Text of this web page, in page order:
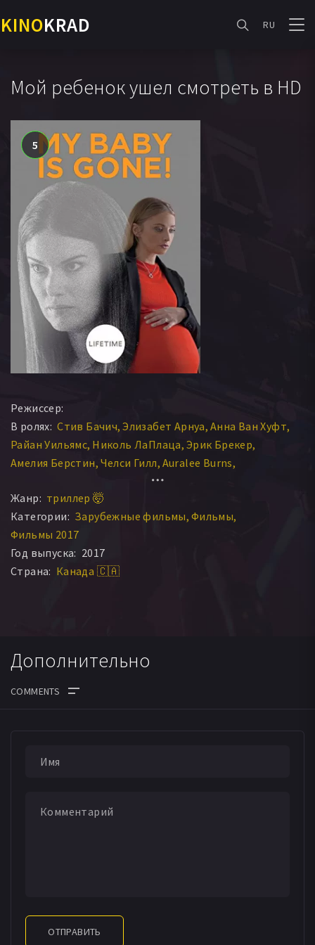
KINOKRAD RU
Мой ребенок ушел смотреть в HD
5
Режиссер:
В ролях: Стив Бачич Элизабет Арнуа Анна Ван Хуфт
Райан Уильямс Николь ЛаПлаца Эрик Брекер
Амелия Берстин Челси Гилл Auralee Burns
Барбара Уоллес
Sarah Carson Cheryl Swan
Жанр: триллер 🤯
Категории: Зарубежные фильмы Фильмы
Фильмы 2017
Год выпуска: 2017
Страна: Канада 🇨🇦
Дополнительно
ОТПРАВИТЬ